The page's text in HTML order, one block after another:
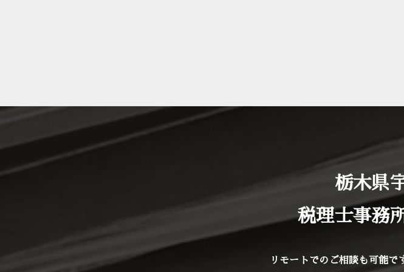
リンク先での個人情報の利用については、弊社のプライバシーの考え方
弊社では、お客様に提供するサービス向上のため、上記各項目の内容を
ウェブサイトに掲載します。 最新のプライバシー・ステートメントをサ
ができます。定期的にご確認くださいますようお願い申し上げます。ま
る場合も、本ウェブサイトに掲載または電子メールにてご連絡させていた
本ウェブサイトが当初と異なった方法で個人情報の使用をしてよいかどう
栃木県
税理士事務
リモートでのご相談も可能で